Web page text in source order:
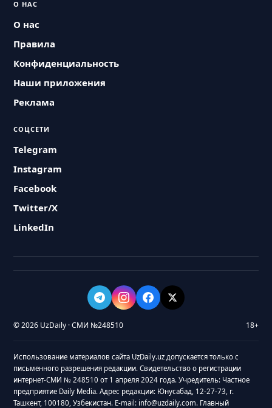
О НАС
О нас
Правила
Конфиденциальность
Наши приложения
Реклама
СОЦСЕТИ
Telegram
Instagram
Facebook
Twitter/X
LinkedIn
© 2026 UzDaily · СМИ №248510 18+
Использование материалов сайта UzDaily.uz допускается только с
письменного разрешения редакции. Свидетельство о регистрации
интернет-СМИ № 248510 от 1 апреля 2024 года. Учредитель: Частное
предприятие Daily Media. Адрес редакции: Юнусабад, 12-27-73, г.
Ташкент, 100180, Узбекистан. E-mail: info@uzdaily.com. Главный